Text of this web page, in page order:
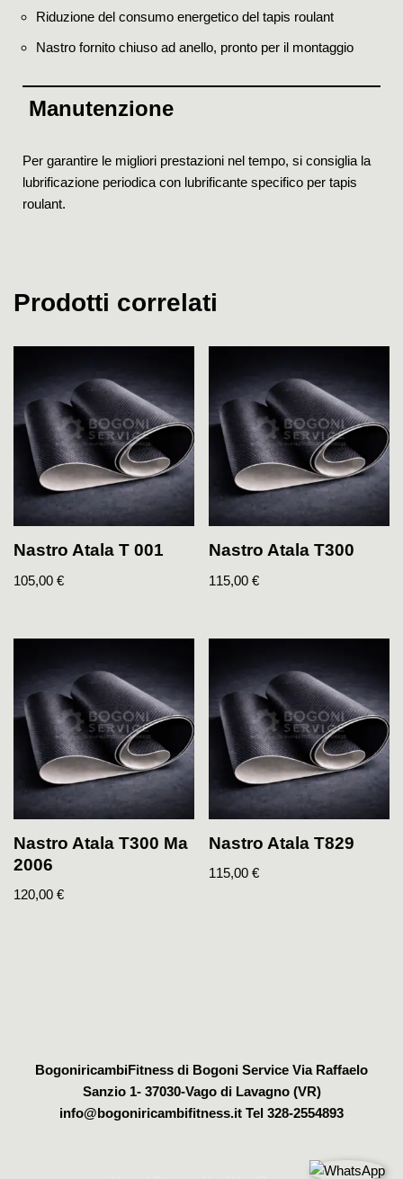
Riduzione del consumo energetico del tapis roulant
Nastro fornito chiuso ad anello, pronto per il montaggio
Manutenzione
Per garantire le migliori prestazioni nel tempo, si consiglia la
lubrificazione periodica con lubrificante specifico per tapis
roulant.
Prodotti correlati
Nastro Atala T 001
105,00 €
Nastro Atala T300
115,00€
Nastro Atala T300 Ma
2006
120,00 €
Nastro Atala T829
115,00€
BogoniricambiFitness di Bogoni Service Via Raffaelo
Sanzio 1- 37030-Vago di Lavagno (VR)
info@bogoniricambifitness.it Tel 328-2554893